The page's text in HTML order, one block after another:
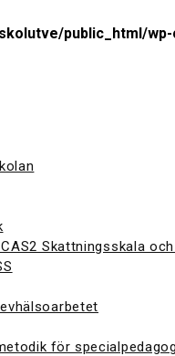
public_html/
Skattningsskala och
för